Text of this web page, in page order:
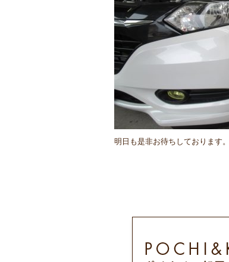
明日も是非お待ちしております。